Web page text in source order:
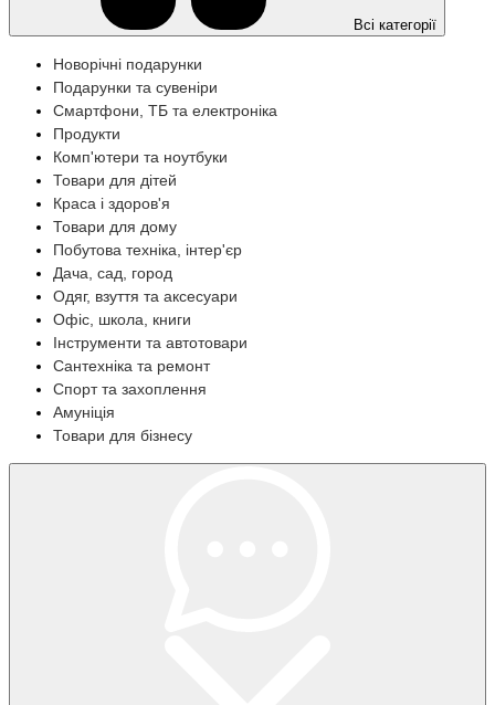
Всі категорії
Новорічні подарунки
Подарунки та сувеніри
Смартфони, ТБ та електроніка
Продукти
Комп'ютери та ноутбуки
Товари для дітей
Краса і здоров'я
Товари для дому
Побутова техніка, інтер'єр
Дача, сад, город
Одяг, взуття та аксесуари
Офіс, школа, книги
Інструменти та автотовари
Сантехніка та ремонт
Спорт та захоплення
Амуніція
Товари для бізнесу